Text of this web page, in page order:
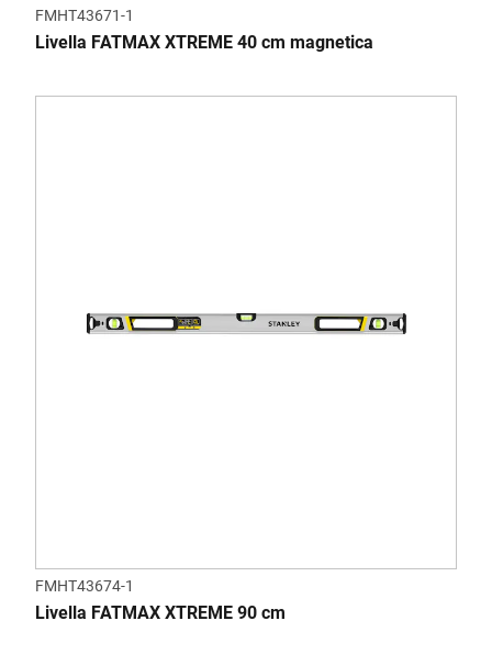
FMHT43671-1
Livella FATMAX XTREME 40 cm magnetica
FMHT43674-1
Livella FATMAX XTREME 90 cm